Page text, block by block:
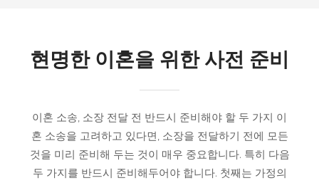
현명한 이혼을 위한 사전 준비
이혼 소송, 소장 전달 전 반드시 준비해야 할 두 가지 이
혼 소송을 고려하고 있다면, 소장을 전달하기 전에 모든
것을 미리 준비해 두는 것이 매우 중요합니다. 특히 다음
두 가지를 반드시 준비해두어야 합니다. 첫째는 가정의